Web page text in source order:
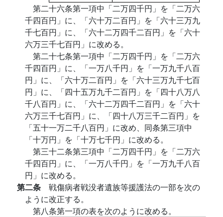
第二十六条第一項中「二万四千円」を「二万六
千四百円」に、「六十万二百円」を「六十三万九
千七百円」に、「六十二万四千二百円」を「六十
六万三千七百円」に改める。
第二十七条第一項中「二万四千円」を「二万六
千四百円」に、「一万八千円」を「一万九千八百
円」に、「六十万二百円」を「六十三万九千七百
円」に、「四十五万九千二百円」を「四十八万八
千八百円」に、「六十二万四千二百円」を「六十
六万三千七百円」に、「四十八万三千二百円」を
「五十一万二千八百円」に改め、同条第三項中
「十万円」を「十万七千円」に改める。
第三十二条第三項中「二万四千円」を「二万六
千四百円」に、「一万八千円」を「一万九千八百
円」に改める。
第二条 戦傷病者戦没者遺族等援護法の一部を次の
ように改正する。
第八条第一項の表を次のように改める。